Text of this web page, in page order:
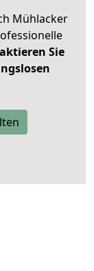
Mühlacker
Sie